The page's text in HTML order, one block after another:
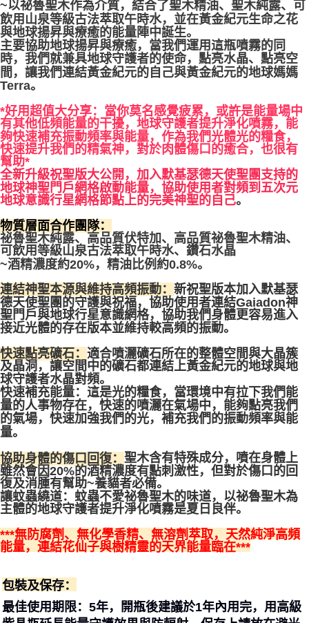
~以祕魯聖木作為介質，結合了聖木精油、聖木純露、可
飲用山泉等級古法萃取午時水，並在黃金紀元生命之花
與地球揚昇與療癒的能量陣中誕生。
主要協助地球揚昇與療癒，當我們運用這瓶噴霧的同
時，我們就兼具地球守護者的使命，點亮水晶、點亮空
間，讓我們連結黃金紀元的自己與黃金紀元的地球媽媽
Terra。
*好用超值大分享：當你莫名感覺疲累，或許是能量場中
有其他低頻能量的干擾，地球守護者提升淨化噴霧，能
夠快速補充振動頻率與能量，作為我們光體光的糧食，
快速提升我們的精氣神，對於肉體傷口的癒合，也很有
幫助*
全新升級祝聖版大公開，加入默基瑟德天使聖團支持的
地球神聖門戶網格啟動能量，協助使用者對頻到五次元
地球意識行星網格節點上的完美神聖的自己。
物質層面合作團隊：
祕魯聖木純露、 高品質伏特加、高品質祕魯聖木精油、
可飲用等級山泉古法萃取午時水、鑽石水晶
~酒精濃度約20%，精油比例約0.8%。
連結神聖本源與維持高頻振動： 新祝聖版本加入默基瑟
德天使聖團的守護與祝福，協助使用者連結Gaiadon神
聖門戶與地球行星意識網格，協助我們身體更容易進入
接近光體的存在版本並維持較高頻的振動。
快速點亮礦石： 適合噴灑礦石所在的整體空間與大晶簇
及晶洞，讓空間中的礦石都連結上黃金紀元的地球與地
球守護者水晶對頻。
快速補充能量：這是光的糧食，當環境中有拉下我們能
量的人事物存在，快速的噴灑在氣場中，能夠點亮我們
的氣場，快速加強我們的光，補充我們的振動頻率與能
量。
協助身體的傷口回復： 聖木含有特殊成分，噴在身體上
雖然會因20%的酒精濃度有點刺激性，但對於傷口的回
復及消腫有幫助~養貓者必備。
讓蚊蟲繞道： 蚊蟲不愛祕魯聖木的味道，以祕魯聖木為
主體的地球守護者提升淨化噴霧是夏日良伴。
***無防腐劑、無化學香精、無溶劑萃取，天然純淨高頻
能量，連結花仙子與樹精靈的天界能量臨在***
包裝及保存：
最佳使用期限：5年，開瓶後建議於1年內用完，用高級